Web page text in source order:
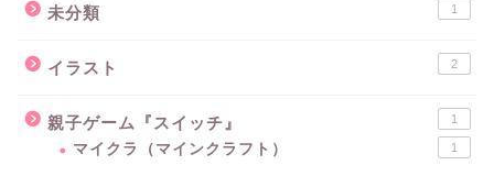
未分類 1
イラスト 2
親子ゲーム『スイッチ』 1
マイクラ（マインクラフト） 1